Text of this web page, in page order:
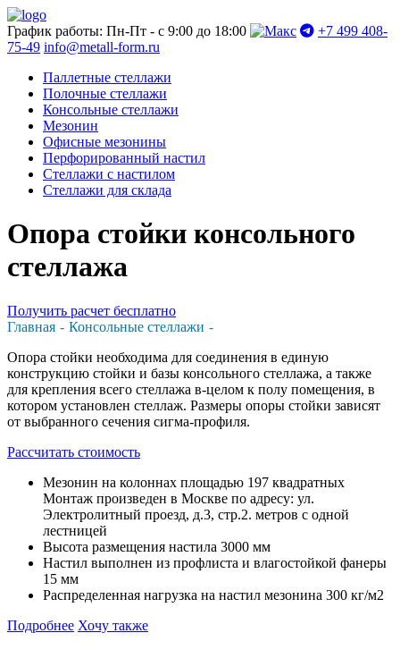
График работы: Пн-Пт - с 9:00 до 18:00
+7 499 408-
75-49 info@metall-form.ru
Паллетные стеллажи
Полочные стеллажи
Консольные стеллажи
Мезонин
Офисные мезонины
Перфорированный настил
Стеллажи с настилом
Стеллажи для склада
Опора стойки консольного
стеллажа
Получить расчет бесплатно
Главная
Консольные стеллажи
Опора стойки необходима для соединения в единую
конструкцию стойки и базы консольного стеллажа, а также
для крепления всего стеллажа в-целом к полу помещения, в
котором установлен стеллаж. Размеры опоры стойки зависят
от выбранного сечения сигма-профиля.
Рассчитать стоимость
Мезонин на колоннах площадью 197 квадратных
Монтаж произведен в Москве по адресу: ул.
Электролитный проезд, д.3, стр.2. метров с одной
лестницей
Высота размещения настила 3000 мм
Настил выполнен из профлиста и влагостойкой фанеры
15 мм
Распределенная нагрузка на настил мезонина 300 кг/м2
Подробнее Хочу также